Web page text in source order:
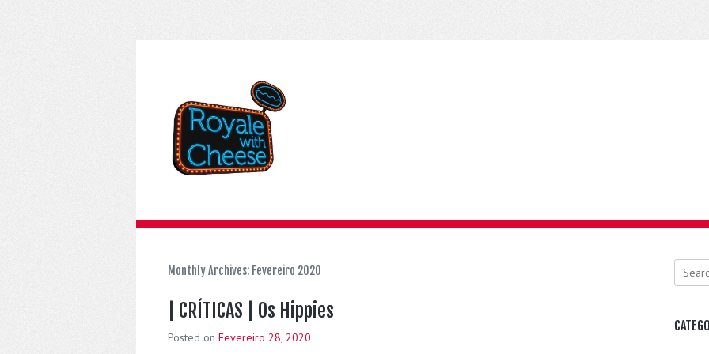
Monthly Archives: Fevereiro 2020
| CRÍTICAS | Os Hippies
Posted on Fevereiro 28, 2020
Search